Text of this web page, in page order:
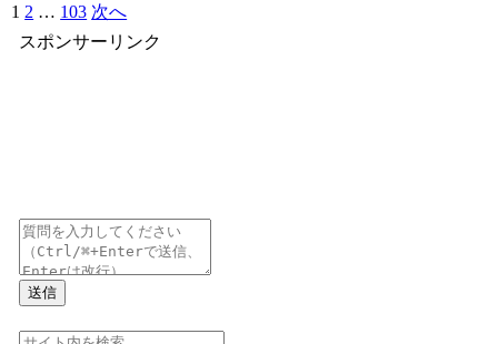
1 2 … 103 次へ
スポンサーリンク
送信